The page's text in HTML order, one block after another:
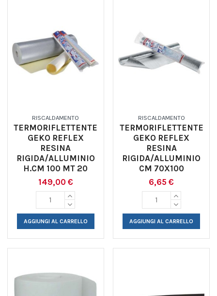
RISCALDAMENTO
TERMORIFLETTENTE
GEKO REFLEX
RESINA
RIGIDA/ALLUMINIO
H.CM 100 MT 20
149,00 €
AGGIUNGI AL CARRELLO
RISCALDAMENTO
TERMORIFLETTENTE
GEKO REFLEX
RESINA
RIGIDA/ALLUMINIO
CM 70X100
6,65 €
AGGIUNGI AL CARRELLO